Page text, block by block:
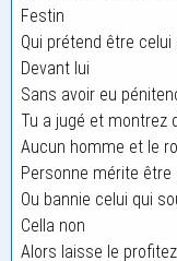
Festin
Qui prétend être
Devant lui
Sans avoir eu
Tu a jugé et montrez
Aucun homme et le
Personne mérite
Ou bannie celui qui
Cella non
Alors laisse le profitez